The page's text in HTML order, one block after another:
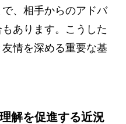
、相手からのアドバ
あります。こうした
情を深める重要な基
解を促進する近況